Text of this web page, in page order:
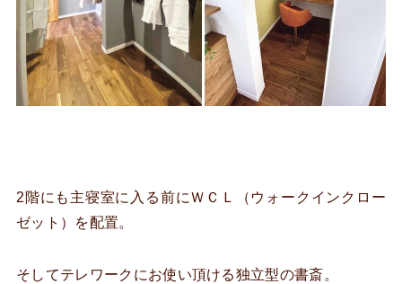
2階にも主寝室に入る前にＷＣＬ（ウォークインクロー
ゼット）を配置。
そしてテレワークにお使い頂ける独立型の書斎。